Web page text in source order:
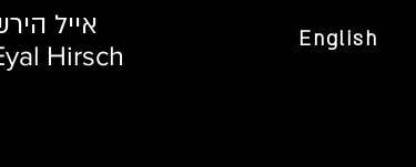
Hirsch
English